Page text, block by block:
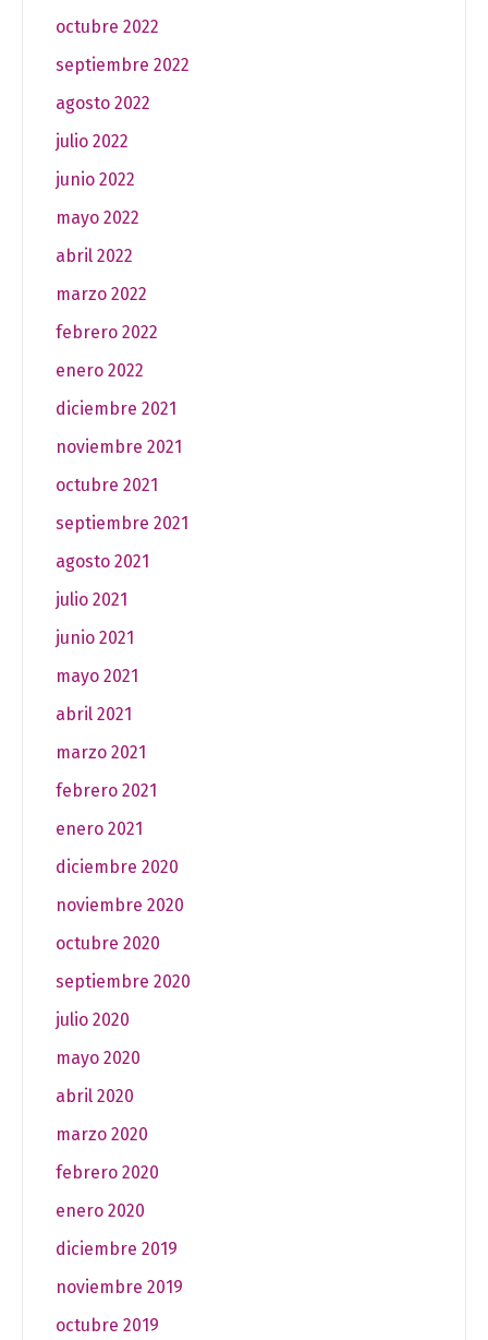
octubre 2022
septiembre 2022
agosto 2022
julio 2022
junio 2022
mayo 2022
abril 2022
marzo 2022
febrero 2022
enero 2022
diciembre 2021
noviembre 2021
octubre 2021
septiembre 2021
agosto 2021
julio 2021
junio 2021
mayo 2021
abril 2021
marzo 2021
febrero 2021
enero 2021
diciembre 2020
noviembre 2020
octubre 2020
septiembre 2020
julio 2020
mayo 2020
abril 2020
marzo 2020
febrero 2020
enero 2020
diciembre 2019
noviembre 2019
octubre 2019